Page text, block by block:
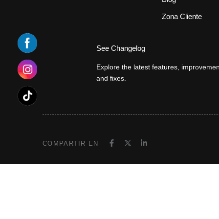
Zona Cliente
See Changelog
Explore the latest features,
and fixes.
COMPARTIR EN